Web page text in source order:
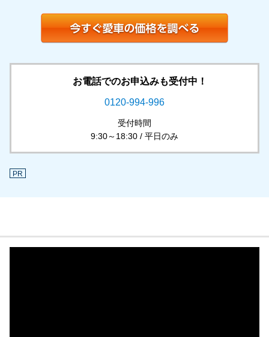
お電話でのお申込みも受付中！
0120-994-996
受付時間
9:30～18:30 / 平日のみ
PR